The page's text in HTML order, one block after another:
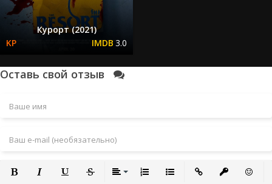
Курорт (2021)
3.0
Оставь свой отзыв